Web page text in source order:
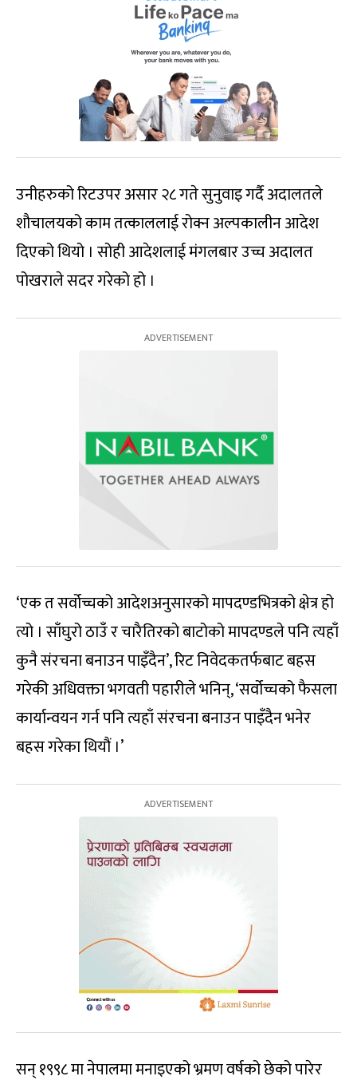
उनीहरुको रिटउपर असार २८ गते सुनुवाइ गर्दै अदालतले
शौचालयको काम तत्काललाई रोक्न अल्पकालीन आदेश
दिएको थियो । सोही आदेशलाई मंगलबार उच्च अदालत
पोखराले सदर गरेको हो ।
‘एक त सर्वोच्चको आदेशअनुसारको मापदण्डभित्रको क्षेत्र हो
त्यो । साँघुरो ठाउँ र चारैतिरको बाटोको मापदण्डले पनि त्यहाँ
कुनै संरचना बनाउन पाइँदैन’, रिट निवेदकतर्फबाट बहस
गरेकी अधिवक्ता भगवती पहारीले भनिन्, ‘सर्वोच्चको फैसला
कार्यान्वयन गर्न पनि त्यहाँ संरचना बनाउन पाइँदैन भनेर
बहस गरेका थियौं ।’
सन् १९९८ मा नेपालमा मनाइएको भ्रमण वर्षको छेको पारेर